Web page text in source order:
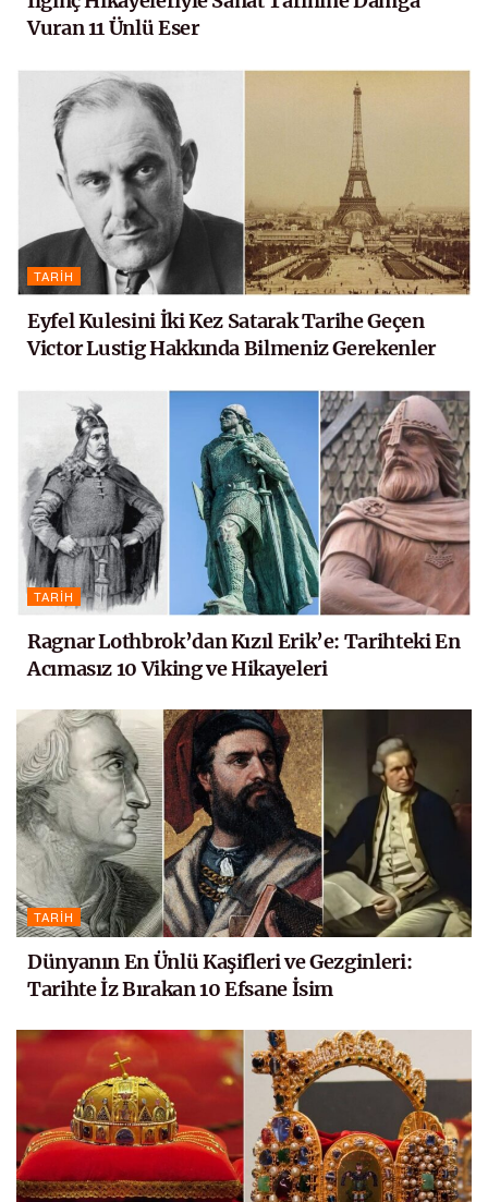
Vuran 11 Ünlü Eser
TARIH
Eyfel Kulesini İki Kez Satarak Tarihe Geçen
Victor Lustig Hakkında Bilmeniz Gerekenler
TARIH
Ragnar Lothbrok’dan Kızıl Erik’e: Tarihteki En
Acımasız 10 Viking ve Hikayeleri
TARIH
Dünyanın En Ünlü Kaşifleri ve Gezginleri:
Tarihte İz Bırakan 10 Efsane İsim